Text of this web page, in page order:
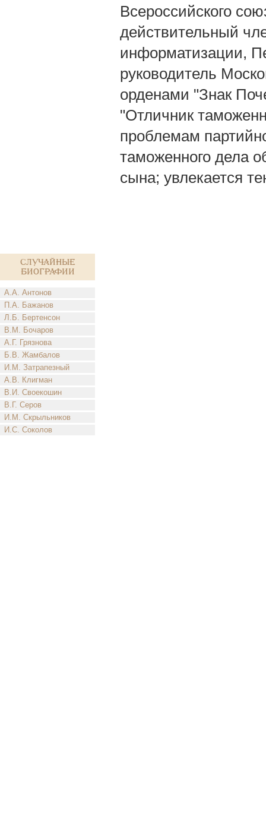
Случайные
биографии
А.А. Антонов
П.А. Бажанов
Л.Б. Бертенсон
В.М. Бочаров
А.Г. Грязнова
Б.В. Жамбалов
И.М. Затрапезный
А.В. Клигман
В.И. Своекошин
В.Г. Серов
И.М. Скрыльников
И.С. Соколов
Всероссийского
действительный
информатизации,
руководитель
орденами "Знак
"Отличник
проблемам
таможенного дела
сына; увлекается